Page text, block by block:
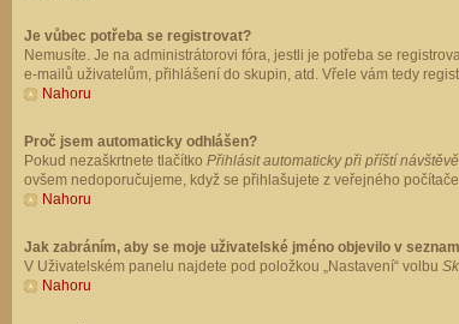
Je vůbec potřeba se registrovat?
Nemusíte. Je na administrátorovi fóra, jestli je potřeba se
e-mailů uživatelům, přihlášení do skupin, atd. Vřele vám tedy
Nahoru
Proč jsem automaticky odhlášen?
Pokud nezaškrtnete tlačítko Přihlásit automaticky při příští návštěvě
ovšem nedoporučujeme, když se přihlašujete z veřejného
Nahoru
Jak zabráním, aby se moje uživatelské jméno objevilo v
V Uživatelském panelu najdete pod položkou „Nastavení“ volbu
Nahoru